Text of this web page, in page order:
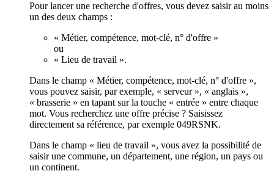
Pour lancer une recherche d'offres, vous devez saisir au moins
un des deux champs :
« Métier, compétence, mot-clé, n° d'offre »
ou
« Lieu de travail ».
Dans le champ « Métier, compétence, mot-clé, n° d'offre »,
vous pouvez saisir, par exemple, « serveur », « anglais »,
« brasserie » en tapant sur la touche « entrée » entre chaque
mot. Vous recherchez une offre précise ? Saisissez
directement sa référence, par exemple 049RSNK.
Dans le champ « lieu de travail », vous avez la possibilité de
saisir une commune, un département, une région, un pays ou
un continent.